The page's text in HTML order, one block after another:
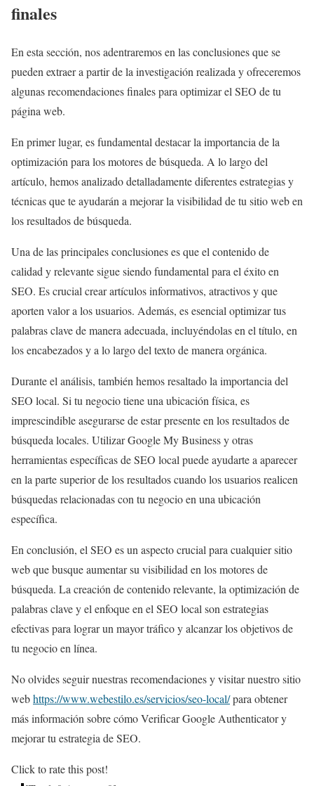
finales
En esta sección, nos adentraremos en las conclusiones que se
pueden extraer a partir de la investigación realizada y ofreceremos
algunas recomendaciones finales para optimizar el SEO de tu
página web.
En primer lugar, es fundamental destacar la importancia de la
optimización para los motores de búsqueda. A lo largo del
artículo, hemos analizado detalladamente diferentes estrategias y
técnicas que te ayudarán a mejorar la visibilidad de tu sitio web en
los resultados de búsqueda.
Una de las principales conclusiones es que el contenido de
calidad y relevante sigue siendo fundamental para el éxito en
SEO. Es crucial crear artículos informativos, atractivos y que
aporten valor a los usuarios. Además, es esencial optimizar tus
palabras clave de manera adecuada, incluyéndolas en el título, en
los encabezados y a lo largo del texto de manera orgánica.
Durante el análisis, también hemos resaltado la importancia del
SEO local. Si tu negocio tiene una ubicación física, es
imprescindible asegurarse de estar presente en los resultados de
búsqueda locales. Utilizar Google My Business y otras
herramientas específicas de SEO local puede ayudarte a aparecer
en la parte superior de los resultados cuando los usuarios realicen
búsquedas relacionadas con tu negocio en una ubicación
específica.
En conclusión, el SEO es un aspecto crucial para cualquier sitio
web que busque aumentar su visibilidad en los motores de
búsqueda. La creación de contenido relevante, la optimización de
palabras clave y el enfoque en el SEO local son estrategias
efectivas para lograr un mayor tráfico y alcanzar los objetivos de
tu negocio en línea.
No olvides seguir nuestras recomendaciones y visitar nuestro sitio
webhttps://www.webestilo.es/servicios/seo-local/para obtener
más información sobre cómo Verificar Google Authenticator y
mejorar tu estrategia de SEO.
Click to rate this post!